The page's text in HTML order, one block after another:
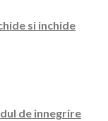
si inchide
de innegrire